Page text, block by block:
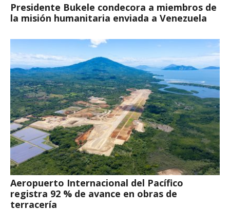
Presidente Bukele condecora a miembros de
la misión humanitaria enviada a Venezuela
Aeropuerto Internacional del Pacífico
registra 92 % de avance en obras de
terracería